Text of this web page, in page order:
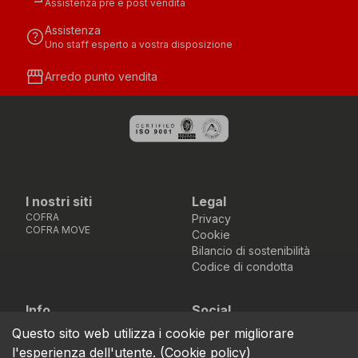
Assistenza pre e post vendita
helpAssistenza
Uno staff esperto a vostra disposizione
storefrontArredo punto vendita
I nostri siti
COFRA
COFRA MOVE
Legal
Privacy
Cookie
Bilancio di sostenibilità
Codice di condotta
Info
location_on
Via dell’Euro 53-57-59,
76121 Barletta - BT -
ITALIA
Social
Facebook
Instagram
Youtube
LinkedIn
Questo sito web utilizza i cookie per migliorare
l'esperienza dell'utente. (Cookie policy)